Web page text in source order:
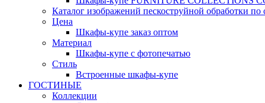
Каталог изображений пескоструйной обработки по
Цена
Шкафы-купе заказ оптом
Материал
Шкафы-купе с фотопечатью
Стиль
Встроенные шкафы-купе
ГОСТИНЫЕ
Коллекции